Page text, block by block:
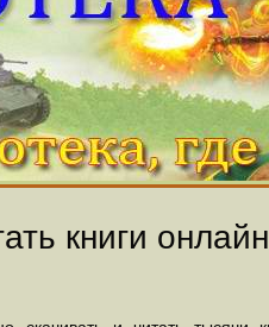
книги